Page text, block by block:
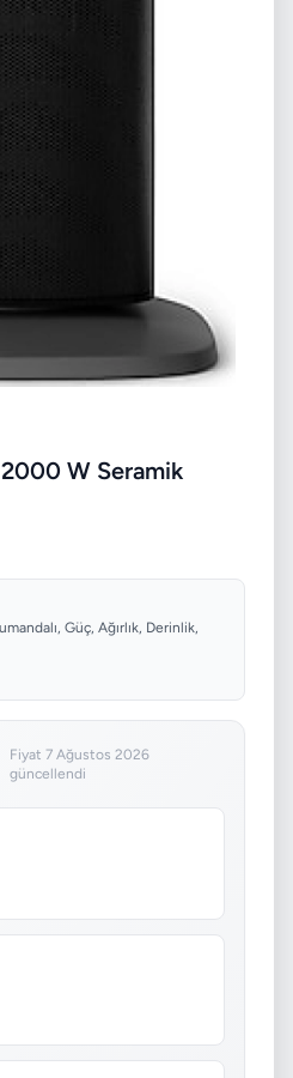
W Seramik
Güç, Ağırlık, Derinlik,
Fiyat 7 Ağustos 2026
güncellendi